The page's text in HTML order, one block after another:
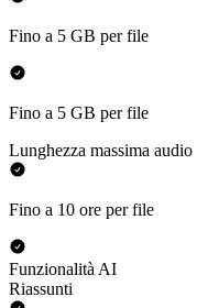
Fino a 5 GB per file
Fino a 5 GB per file
Lunghezza massima audio
Fino a 10 ore per file
Funzionalità AI
Riassunti